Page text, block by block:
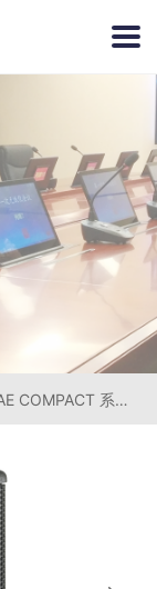
COMPACT 系列 [AC15]